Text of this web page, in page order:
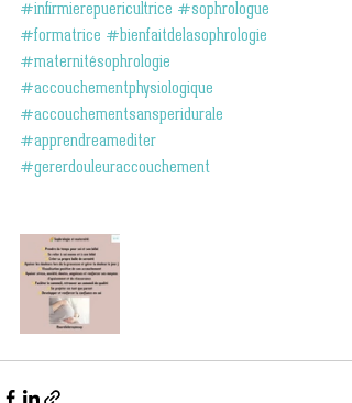
#infirmierepuericultrice #sophrologue
#formatrice #bienfaitdelasophrologie
#maternitésophrologie
#accouchementphysiologique
#accouchementsansperidurale
#apprendreamediter
#gererdouleuraccouchement